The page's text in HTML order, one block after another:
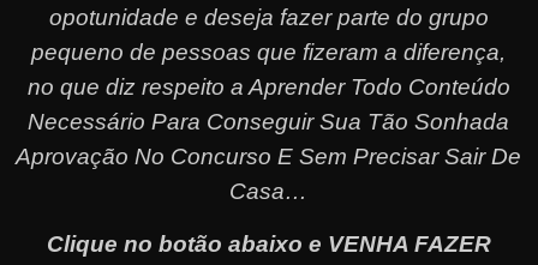
opotunidade e deseja fazer parte do grupo
pequeno de pessoas que fizeram a diferença,
no que diz respeito a Aprender Todo Conteúdo
Necessário Para Conseguir Sua Tão Sonhada
Aprovação No Concurso E Sem Precisar Sair De
Casa…
Clique no botão abaixo e VENHA FAZER